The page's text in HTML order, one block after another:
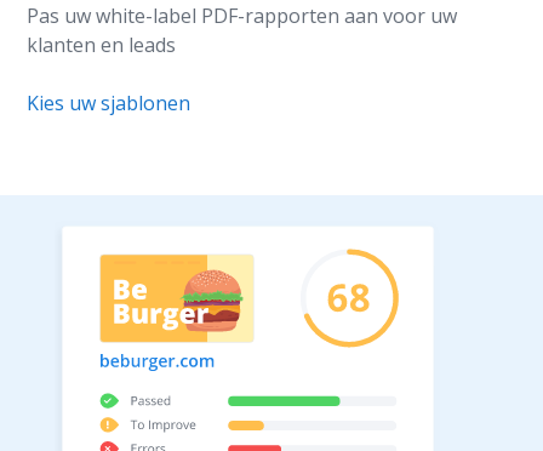
Pas uw white-label PDF-rapporten aan voor uw
klanten en leads
Kies uw sjablonen